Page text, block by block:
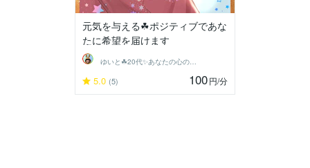
元気を与える☘ポジティブであな
たに希望を届けます
5.0 (5) 100円/分